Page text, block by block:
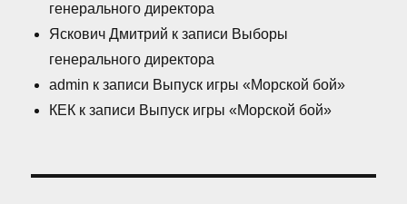
генерального директора
Яскович Дмитрий к записи Выборы
генерального директора
admin к записи Выпуск игры «Морской бой»
КЕК к записи Выпуск игры «Морской бой»